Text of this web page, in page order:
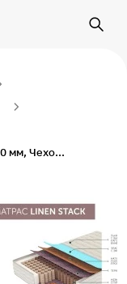
Матрас Natura linen Stack, 1600х2000х250 мм, Чехол из льняного трикотажа